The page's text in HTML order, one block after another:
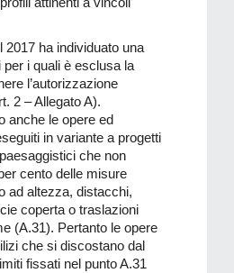
2017 ha individuato una
i quali è esclusa la
l’autorizzazione
2 – Allegato A).
anche le opere ed
in variante a progetti
che non
cento delle misure
ad altezza, distacchi,
coperta o traslazioni
(A.31). Pertanto le opere
che si discostano dal
fissati nel punto A.31